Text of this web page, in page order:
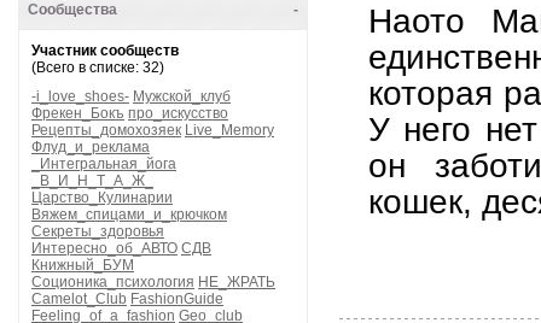
-
Сообщества
Участник сообществ
(Всего в списке: 32)
-i_love_shoes- Мужской_клуб
Фрекен_Бокъ про_искусство
Рецепты_домохозяек Live_Memory
Флуд_и_реклама
_Интегральная_йога
_В_И_Н_Т_А_Ж_
Царство_Кулинарии
Вяжем_спицами_и_крючком
Секреты_здоровья
Интересно_об_АВТО СДВ
Книжный_БУМ
Соционика_психология НЕ_ЖРАТЬ
Camelot_Club FashionGuide
Feeling_of_a_fashion Geo_club
Наото
которая
У него
он
кошек,